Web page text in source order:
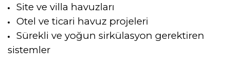
Site ve villa havuzları
Otel ve ticari havuz projeleri
Sürekli ve yoğun sirkülasyon gerektiren
sistemler